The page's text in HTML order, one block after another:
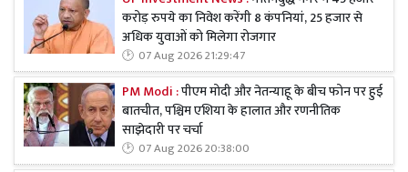
करोड़ रुपये का निवेश करेंगी 8 कंपनियां, 25 हजार से
अधिक युवाओं को मिलेगा रोजगार
07 Aug 2026 21:29:47
PM Modi :पीएम मोदी और नेतन्याहू के बीच फोन पर हुई
बातचीत, पश्चिम एशिया के हालात और रणनीतिक
साझेदारी पर चर्चा
07 Aug 2026 20:38:00